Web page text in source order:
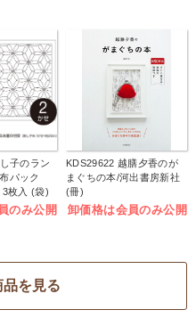
子のラン
パック
3枚入 (袋)
のみ公開
KDS29622 越膳夕香のが
まぐちの本/河出書房新社
(冊)
卸価格は会員のみ公開
を見る